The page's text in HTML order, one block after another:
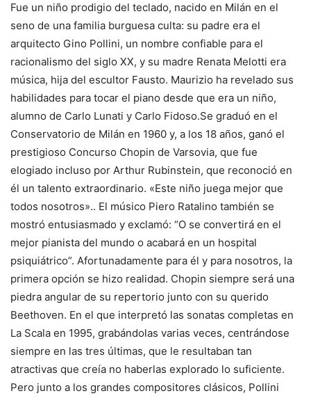
Fue un niño prodigio del teclado, nacido en Milán en el
seno de una familia burguesa culta: su padre era el
arquitecto Gino Pollini, un nombre confiable para el
racionalismo del siglo XX, y su madre Renata Melotti era
música, hija del escultor Fausto. Maurizio ha revelado sus
habilidades para tocar el piano desde que era un niño,
alumno de Carlo Lunati y Carlo Fidoso.Se graduó en el
Conservatorio de Milán en 1960 y, a los 18 años, ganó el
prestigioso Concurso Chopin de Varsovia, que fue
elogiado incluso por Arthur Rubinstein, que reconoció en
él un talento extraordinario. «Este niño juega mejor que
todos nosotros».. El músico Piero Ratalino también se
mostró entusiasmado y exclamó: “O se convertirá en el
mejor pianista del mundo o acabará en un hospital
psiquiátrico”. Afortunadamente para él y para nosotros, la
primera opción se hizo realidad. Chopin siempre será una
piedra angular de su repertorio junto con su querido
Beethoven. En el que interpretó las sonatas completas en
La Scala en 1995, grabándolas varias veces, centrándose
siempre en las tres últimas, que le resultaban tan
atractivas que creía no haberlas explorado lo suficiente.
Pero junto a los grandes compositores clásicos, Pollini